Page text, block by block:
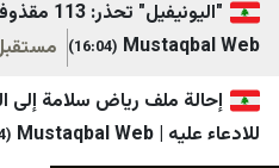
بین المللی اهل بیت (ع)
خبرگزاری ایکنا
پانا
پایگاه اطلاع رسانی مهرصبا
"اليونيفيل" تحذر: 113 مقذوفاً
(16:04)
مستقبل ويب
رياض سلامة إلى النيابة
(13:44)